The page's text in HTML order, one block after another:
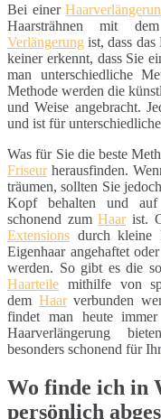
Bei einer
Haarsträhnen mit
Verlängerung ist, dass
keiner erkennt, dass Sie
man unterschiedliche
Methode werden die
und Weise angebracht.
und ist für
Was für Sie die beste
Friseurherausfinden.
träumen, sollten Sie
Kopf behalten und auf
schonend zumHaarist.
Extensions durch kleine
Eigenhaar angehaftet
werden. So gibt es die
Haarteile mithilfe von
dem Haarverbunden
findet man heute
Haarverlängerung
besonders schonend für
Wo finde ich in
persönlich